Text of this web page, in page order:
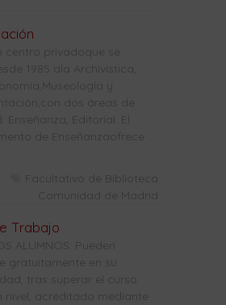
centro privadoque se
1985 ala Archivística,
y
dos áreas de
Enseñanza, Editorial. El
de Enseñanzaofrece ...
Facultativo de Biblioteca
Comunidad de Madrid
Trabajo
ALUMNOS: Pueden
gratuitamente en su
tras superar el curso
nivel, acreditado mediante